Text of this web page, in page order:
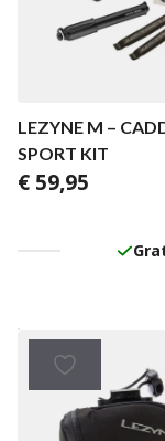
LEZYNE M –
SPORT KIT
€ 59,95